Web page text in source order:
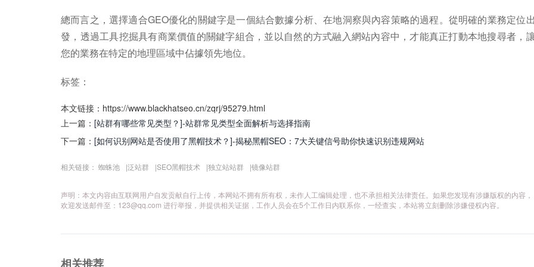
總而言之，選擇適合GEO優化的關鍵字是一個結合數據分析、在地洞察與內容策略的過程。從明確的業務定位
發，透過工具挖掘具有商業價值的關鍵字組合，並以自然的方式融入網站內容中，才能真正打動本地搜尋者，
您的業務在特定的地理區域中佔據領先地位。
标签：
本文链接：https://www.blackhatseo.cn/zqrj/95279.html
上一篇： [站群有哪些常见类型？]-站群常见类型全面解析与选择指南
下一篇： [如何识别网站是否使用了黑帽技术？]-揭秘黑帽SEO：7大关键信号助你快速识别违规网站
相关链接： 蜘蛛池 |泛站群 |SEO黑帽技术 |独立站站群 |镜像站群
声明：本文内容由互联网用户自发贡献自行上传，本网站不拥有所有权，未作人工编辑处理，也不承担相关法律责任。如果您发现有涉嫌版权的内容，
欢迎发送邮件至： 123@qq.com 进行举报，并提供相关证据，工作人员会在5个工作日内联系你，一经查实，本站将立刻删除涉嫌侵权内容。
相关推荐